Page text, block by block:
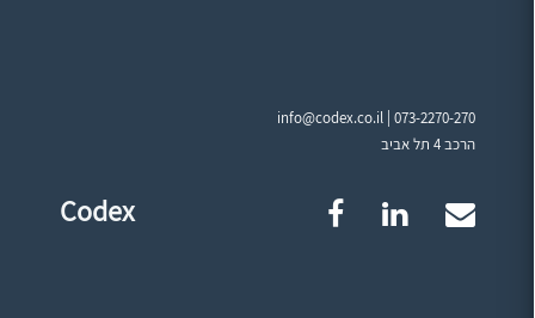
info@codex.co.il |073-2270-270
הרכב 4 תל אביב
Codex